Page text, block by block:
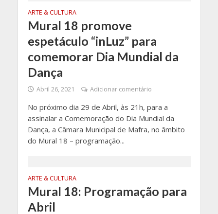
ARTE & CULTURA
Mural 18 promove
espetáculo “inLuz” para
comemorar Dia Mundial da
Dança
Abril 26, 2021 Adicionar comentário
No próximo dia 29 de Abril, às 21h, para a
assinalar a Comemoração do Dia Mundial da
Dança, a Câmara Municipal de Mafra, no âmbito
do Mural 18 – programação...
ARTE & CULTURA
Mural 18: Programação para
Abril